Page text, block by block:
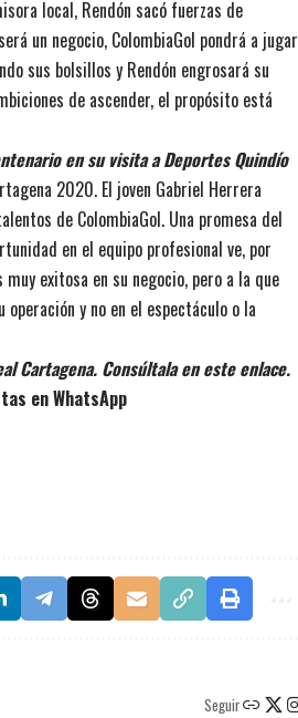
local, Rendón sacó fuerzas de
un negocio, ColombiaGol pondrá a jugar
sus bolsillos y Rendón engrosará su
de ascender, el propósito está
en su visita a Deportes Quindío
2020. El joven Gabriel Herrera
de ColombiaGol. Una promesa del
en el equipo profesional ve, por
exitosa en su negocio, pero a la que
y no en el espectáculo o la
Cartagena. Consúltala en este enlace.
en WhatsApp
Seguir